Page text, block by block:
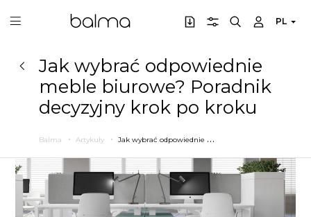
PL
Jak wybrać odpowiednie
meble biurowe? Poradnik
decyzyjny krok po kroku
Balma Artykuły J
ak wybrać odpowiednie meble biurowe? Poradnik decyzyjny krok po kroku